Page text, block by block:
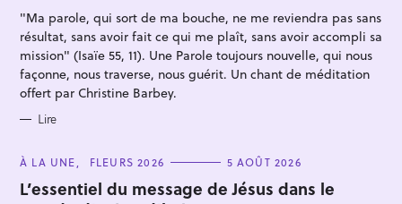
E
"Ma parole, qui sort de ma bouche, ne me reviendra pas sans
résultat, sans avoir fait ce qui me plaît, sans avoir accompli sa
mission" (Isaïe 55, 11). Une Parole toujours nouvelle, qui nous
façonne, nous traverse, nous guérit. Un chant de méditation
offert par Christine Barbey.
Lire
C
T
E
À LA UNE FLEURS 2026 5 AOÛT 2026
L’essentiel du message de Jésus dans le